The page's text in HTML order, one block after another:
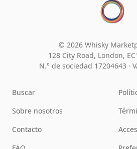
© 2026 Whisky
128 City Road, London,
N.° de sociedad 17204643 ·
Buscar
Sobre nosotros
Contacto